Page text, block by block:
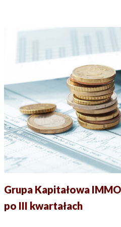
Grupa Kapitałowa
po III kwartałach